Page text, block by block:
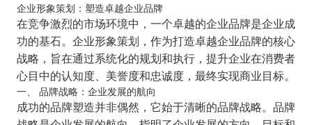
企业形象策划：塑造卓越企业品牌
在竞争激烈的市场环境中，一个卓越的企业品牌是企业成
功的基石。企业形象策划，作为打造卓越企业品牌的核心
战略，旨在通过系统化的规划和执行，提升企业在消费者
心目中的认知度、美誉度和忠诚度，最终实现商业目标。
一、 品牌战略：企业发展的航向
成功的品牌塑造并非偶然，它始于清晰的品牌战略。品牌